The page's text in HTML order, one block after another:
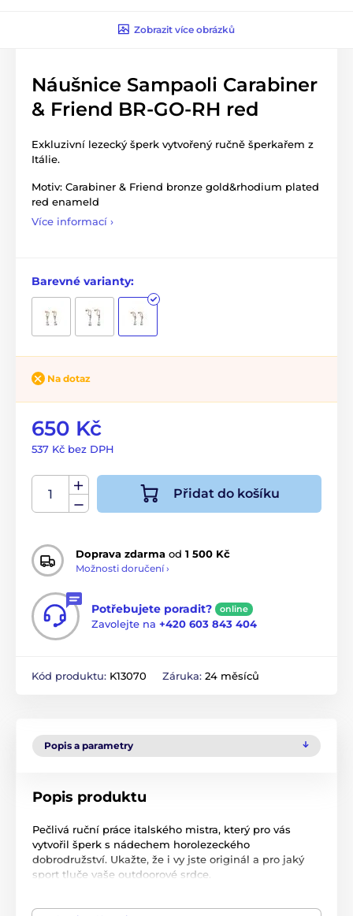
Zobrazit více obrázků
Náušnice Sampaoli Carabiner
& Friend BR-GO-RH red
Exkluzivní lezecký šperk vytvořený ručně šperkařem z
Itálie.
Motiv: Carabiner & Friend bronze gold&rhodium plated
red enameld
Více informací ›
Barevné varianty:
Na dotaz
650 Kč
537 Kč bez DPH
Přidat do košíku
Doprava zdarma od 1 500 Kč
Možnosti doručení ›
Potřebujete poradit? online
Zavolejte na +420 603 843 404
Kód produktu: K13070 Záruka: 24 měsíců
Popis a parametry
Popis produktu
Pečlivá ruční práce italského mistra, který pro vás
vytvořil šperk s nádechem horolezeckého
dobrodružství. Ukažte, že i vy jste originál a pro jaký
sport tluče vaše outdoorové srdce.